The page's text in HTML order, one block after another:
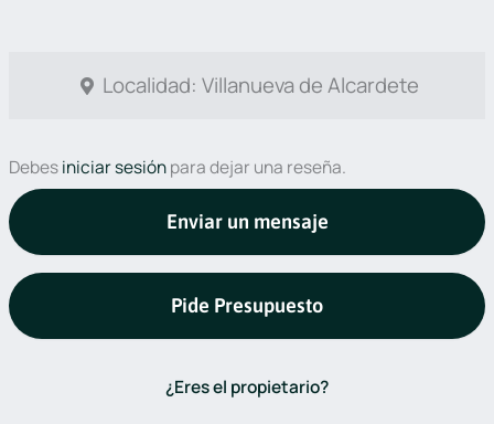
Localidad: Villanueva de Alcardete
Debesiniciar sesiónpara dejar una reseña.
Enviar un mensaje
Pide Presupuesto
¿Eres el propietario?